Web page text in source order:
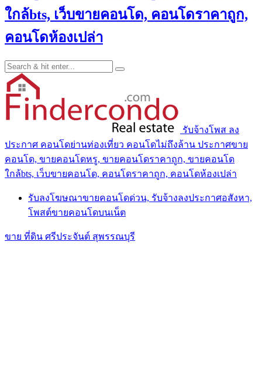
ใกล้bts, เว็บขายคอนโด, คอนโดราคาถูก,
คอนโดห้องเปล่า
รับจ้างโพส ลง
ประกาศ คอนโดย่านท่องเที่ยว คอนโดไม่ถึงล้าน ประกาศขาย
คอนโด, ขายคอนโดหรู, ขายคอนโดราคาถูก, ขายคอนโด
ใกล้bts, เว็บขายคอนโด, คอนโดราคาถูก, คอนโดห้องเปล่า
รับลงโฆษณาขายคอนโดด่วน, รับจ้างลงประกาศอสังหา,
โพสต์ขายคอนโดบนเน็ต
ขาย ที่ดิน ศรีประจันต์ สุพรรณบุรี